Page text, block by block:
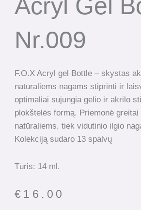
Acryl Gel
Nr.009
F.O.X Acryl gel Bottle – skystas
natūraliems nagams stiprinti ir
optimaliai sujungia gelio ir akrilo
plokštelės formą. Priemonė
natūraliems, tiek vidutinio ilgio
Kolekciją sudaro 13 spalvų
Tūris: 14 ml.
€ 16.00